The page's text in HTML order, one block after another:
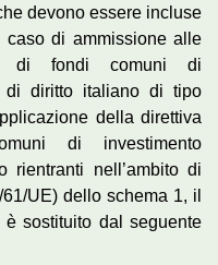
devono essere incluse
di ammissione alle
di fondi comuni di
di diritto italiano di tipo
della direttiva
di investimento
rientranti nell’ambito di
UE) dello schema 1, il
sostituito dal seguente